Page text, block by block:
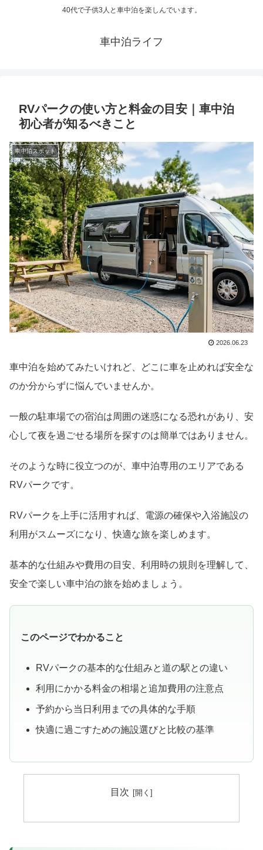
40代で子供3人と車中泊を楽しんでいます。
車中泊ライフ
RVパークの使い方と料金の目安｜車中泊
初心者が知るべきこと
車中泊スポット
2026.06.23
車中泊を始めてみたいけれど、どこに車を止めれば安全な
のか分からずに悩んでいませんか。
一般の駐車場での宿泊は周囲の迷惑になる恐れがあり、安
心して夜を過ごせる場所を探すのは簡単ではありません。
そのような時に役立つのが、車中泊専用のエリアである
RVパークです。
RVパークを上手に活用すれば、電源の確保や入浴施設の
利用がスムーズになり、快適な旅を楽しめます。
基本的な仕組みや費用の目安、利用時の規則を理解して、
安全で楽しい車中泊の旅を始めましょう。
このページでわかること
RVパークの基本的な仕組みと道の駅との違い
利用にかかる料金の相場と追加費用の注意点
予約から当日利用までの具体的な手順
快適に過ごすための施設選びと比較の基準
目次